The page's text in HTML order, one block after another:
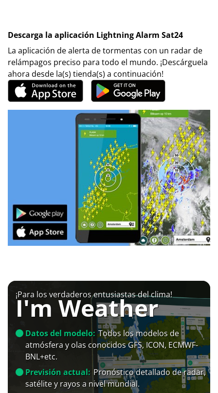
Descarga la aplicación Lightning Alarm Sat24
La aplicación de alerta de tormentas con un radar de
relámpagos preciso para todo el mundo. ¡Descárguela
ahora desde la(s) tienda(s) a continuación!
¡Para los verdaderos entusiastas del clima!
I'm Weather
Datos del modelo: Todos los modelos de
atmósfera y olas conocidos GFS, ICON, ECMWF-
BNL+etc.
Previsión actual: Pronóstico detallado de radar,
satélite y rayos a nivel mundial.